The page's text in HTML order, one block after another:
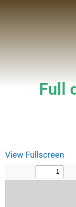
Full
View Fullscreen